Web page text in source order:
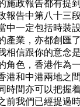
施政報告都有提
報告中第八十三
中一定包括時裝
產業，亦都創匯
相信跟你的意念
角色，香港作為
港和中港兩地之
時間亦可以把握
前我們已經提過